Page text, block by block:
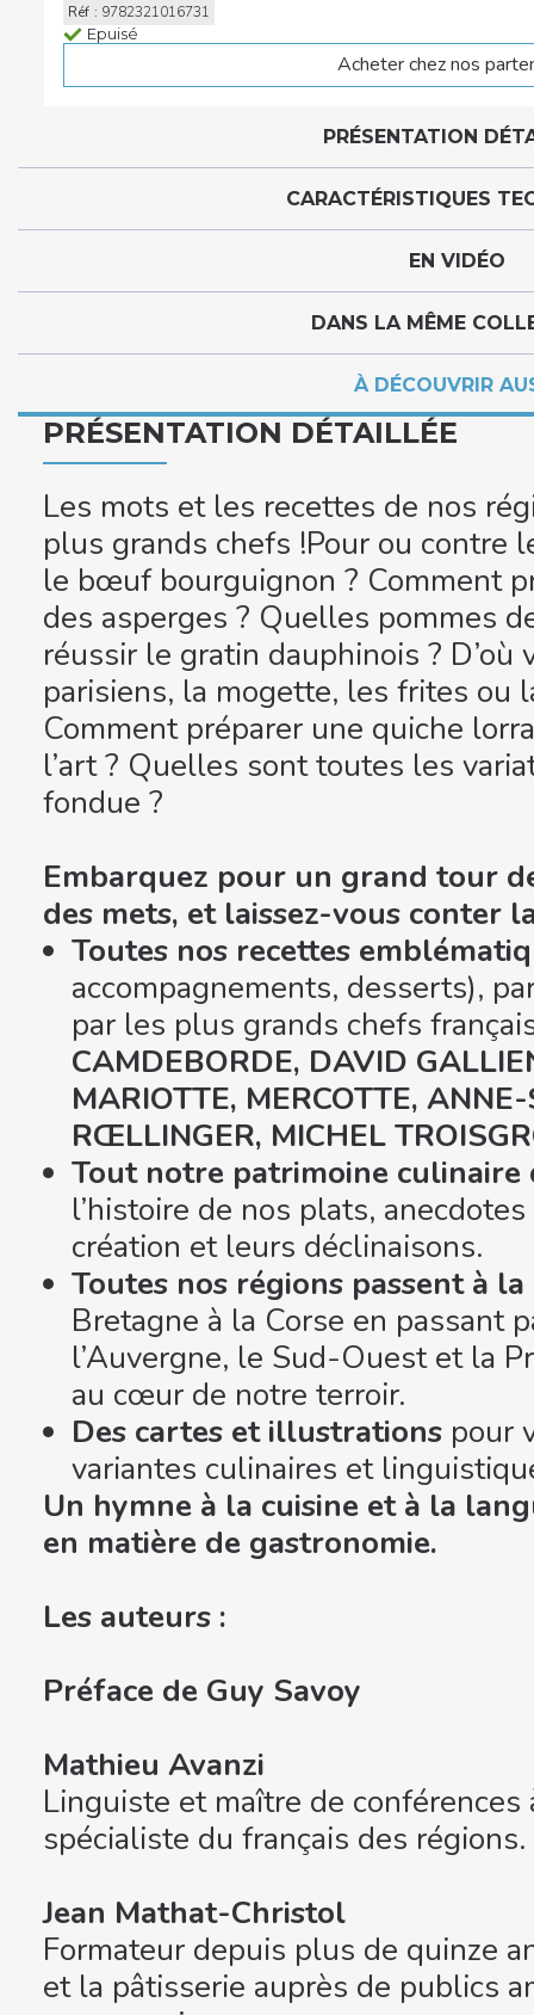
Réf : 9782321016731
Epuisé
Acheter chez nos
PRÉSENTATION
CARACTÉRISTIQUES
EN VIDÉO
DANS LA MÊME
À DÉCOUVRIR
PRÉSENTATION DÉTAILLÉE
Les mots et les recettes de nos
plus grands chefs !Pour ou contre
le bœuf bourguignon ? Comment
des asperges ? Quelles pommes
réussir le gratin dauphinois ?
parisiens, la mogette, les frites ou
Comment préparer une quiche
l’art ? Quelles sont toutes les
fondue ?
Embarquez pour un grand tour
des mets, et laissez-vous conter
Toutes nos recettes
accompagnements, desserts),
par les plus grands chefs
CAMDEBORDE, DAVID
MARIOTTE, MERCOTTE,
RŒLLINGER, MICHEL
Tout notre patrimoine
l’histoire de nos plats,
création et leurs déclinaisons.
Toutes nos régions passent à la
Bretagne à la Corse en passant
l’Auvergne, le Sud-Ouest et la
au cœur de notre terroir.
Des cartes et illustrations pour
variantes culinaires et
Un hymne à la cuisine et à la
en matière de gastronomie.
Les auteurs :
Préface de Guy Savoy
Mathieu Avanzi
Linguiste et maître de
spécialiste du français des régions.
Jean Mathat-Christol
Formateur depuis plus de quinze
et la pâtisserie auprès de publics